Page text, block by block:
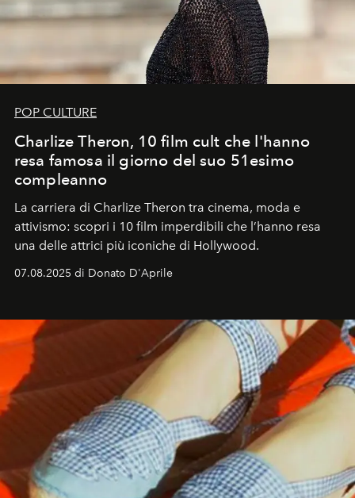
POP CULTURE
Charlize Theron, 10 film cult che l'hanno
resa famosa il giorno del suo 51esimo
compleanno
La carriera di Charlize Theron tra cinema, moda e
attivismo: scopri i 10 film imperdibili che l’hanno resa
una delle attrici più iconiche di Hollywood.
07.08.2025 di Donato D'Aprile